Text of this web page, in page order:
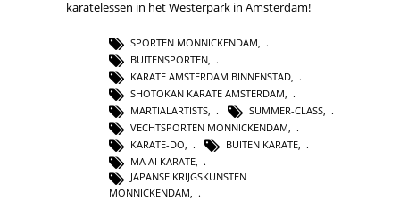
karatelessen in het Westerpark in Amsterdam!
SPORTEN MONNICKENDAM
BUITENSPORTEN,
KARATE AMSTERDAM BINNENSTAD,
SHOTOKAN KARATE AMSTERDAM,
MARTIALARTISTS, SUMMER-CLASS,
VECHTSPORTEN MONNICKENDAM,
KARATE-DO, BUITEN KARATE,
MA AI KARATE,
JAPANSE KRIJGSKUNSTEN
MONNICKENDAM